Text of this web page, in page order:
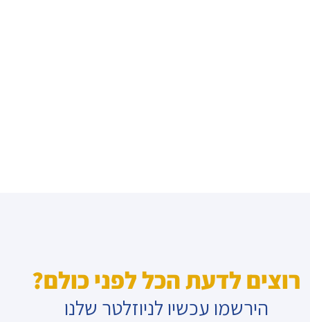
רוצים לדעת הכל לפני כולם?
הירשמו עכשיו לניוזלטר שלנו